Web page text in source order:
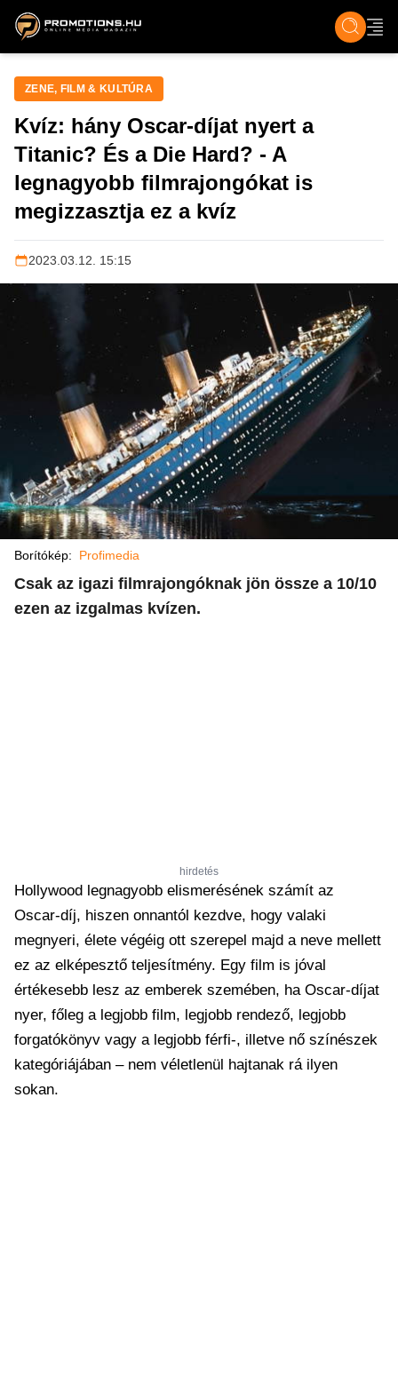
ZENE, FILM & KULT ÉLET TECH &
ZENE, FILM & KULTÚRA
Kvíz: hány Oscar-díjat nyert a
Titanic? És a Die Hard? - A
legnagyobb filmrajongókat is
megizzasztja ez a kvíz
2023.03.12. 15:15
Borítókép: Profimedia
Csak az igazi filmrajongóknak jön össze a 10/10
ezen az izgalmas kvízen.
hirdetés
Hollywood legnagyobb elismerésének számít az
Oscar-díj, hiszen onnantól kezdve, hogy valaki
megnyeri, élete végéig ott szerepel majd a neve mellett
ez az elképesztő teljesítmény. Egy film is jóval
értékesebb lesz az emberek szemében, ha Oscar-díjat
nyer, főleg a legjobb film, legjobb rendező, legjobb
forgatókönyv vagy a legjobb férfi-, illetve nő színészek
kategóriájában – nem véletlenül hajtanak rá ilyen
sokan.